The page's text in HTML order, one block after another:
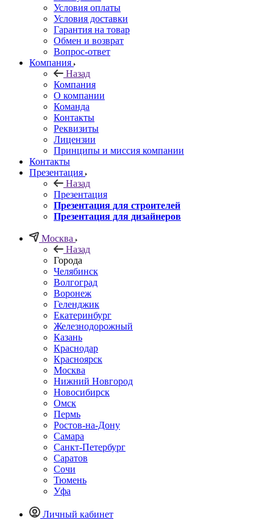
Условия оплаты
Условия доставки
Гарантия на товар
Обмен и возврат
Вопрос-ответ
Компания
Назад
Компания
О компании
Команда
Контакты
Реквизиты
Лицензии
Принципы и миссия компании
Контакты
Презентация
Назад
Презентация
Презентация для строителей
Презентация для дизайнеров
Москва
Назад
Города
Челябинск
Волгоград
Воронеж
Геленджик
Екатеринбург
Железнодорожный
Казань
Краснодар
Красноярск
Москва
Нижний Новгород
Новосибирск
Омск
Пермь
Ростов-на-Дону
Самара
Санкт-Петербург
Саратов
Сочи
Тюмень
Уфа
Личный кабинет